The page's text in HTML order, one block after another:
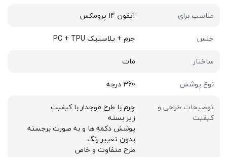
مناسب برای
آیفون 14 پرومکس
جنس
چرم + پلاستیک PC + TPU
ساختار
مات
نوع پوشش
360 درجه
توضیحات طراحی و
کیفیت
چرم با طرح موجدار با کیفیت
زیر بسته
پوشش دکمه ها و به صورت برجسته
بدون تغییر رنگ
طرح متفاوت و خاص